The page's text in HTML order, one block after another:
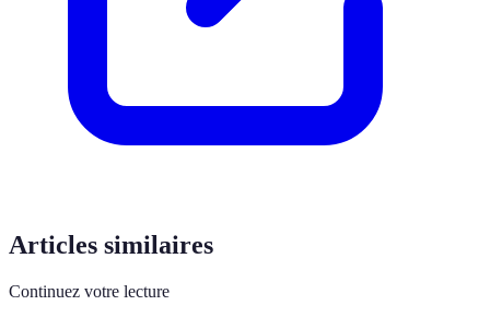
Articles similaires
Continuez votre lecture